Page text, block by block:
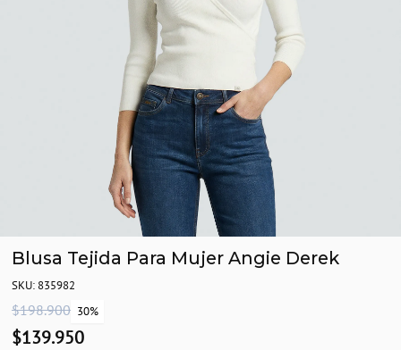
Blusa Tejida Para Mujer Angie Derek
SKU: 835982
$198.900 30%
$139.950